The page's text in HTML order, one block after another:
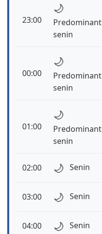
23:00
🌙
Predominant
senin
00:00
🌙
Predominant
senin
01:00
🌙
Predominant
senin
02:00 🌙 Senin
03:00 🌙 Senin
04:00 🌙 Senin